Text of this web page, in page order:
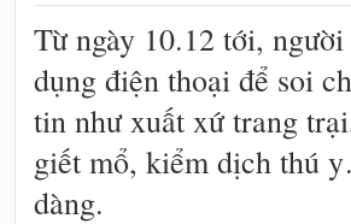
Từ ngày 10.12 tới,
dụng điện thoại để soi
tin như xuất xứ trang
giết mổ, kiểm dịch thú
dàng.